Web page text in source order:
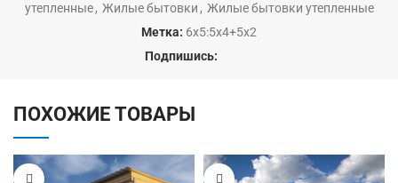
утепленные , Жилые бытовки , Жилые бытовки утепленные
Метка: 6х5:5х4+5х2
Подпишись:
ПОХОЖИЕ ТОВАРЫ